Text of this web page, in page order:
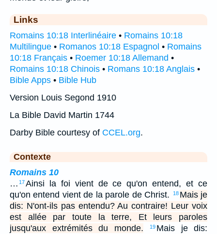
Links
Romains 10:18 Interlinéaire • Romains 10:18
Multilingue • Romanos 10:18 Espagnol • Romains
10:18 Français • Roemer 10:18 Allemand •
Romains 10:18 Chinois • Romans 10:18 Anglais •
Bible Apps • Bible Hub
Version Louis Segond 1910
La Bible David Martin 1744
Darby Bible courtesy of CCEL.org.
Contexte
Romains 10
… 17Ainsi la foi vient de ce qu'on entend, et ce
qu'on entend vient de la parole de Christ.
18 Mais je
dis: N'ont-ils pas entendu? Au contraire! Leur voix
est allée par toute la terre, Et leurs paroles
jusqu'aux extrémités du monde.
19 Mais je dis: